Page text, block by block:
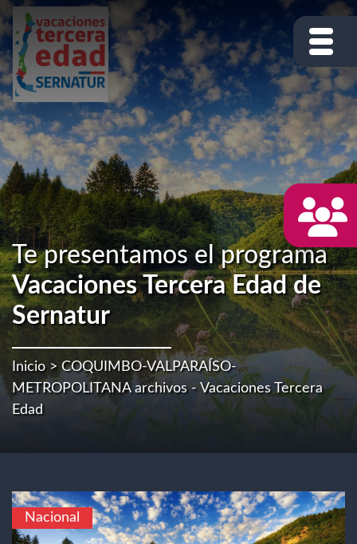
Te presentamos el programa
Vacaciones Tercera Edad de
Sernatur
Inicio> COQUIMBO-VALPARAÍSO-
METROPOLITANA archivos - Vacaciones Tercera
Edad
Nacional